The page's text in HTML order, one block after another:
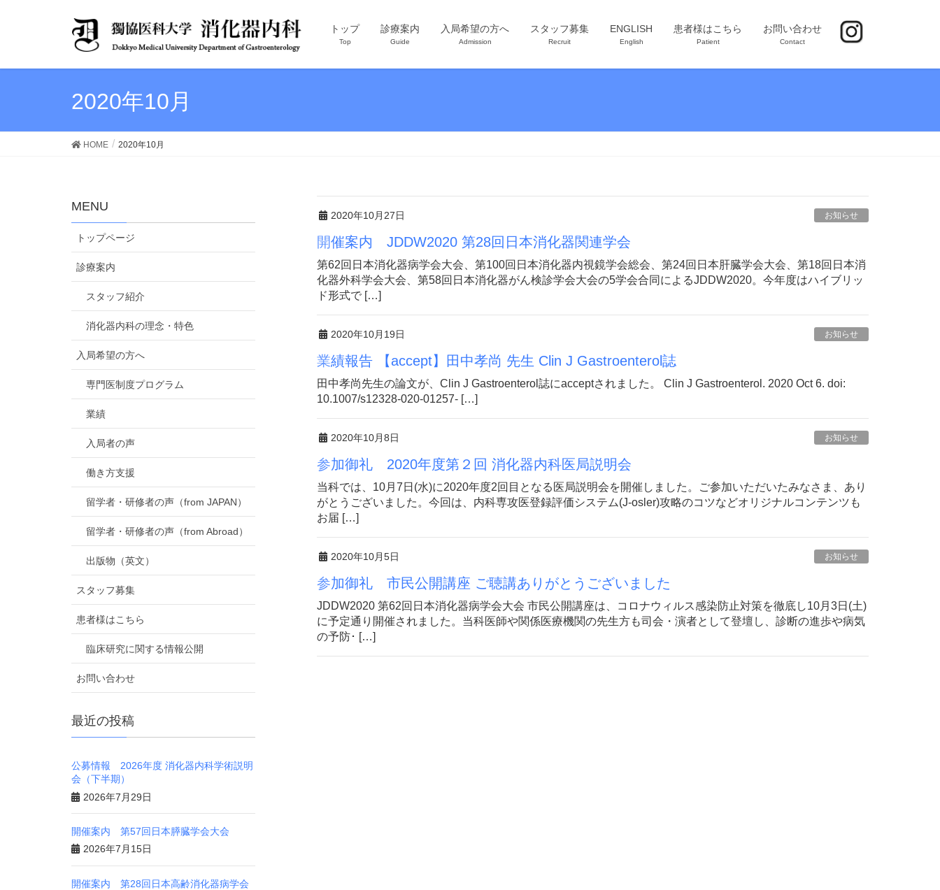
トップ
Top
診療案内
Guide
入局希望の方へ
Admission
スタッフ募集
Recruit
ENGLISH
English
患者様はこちら
Patient
お問い合わせ
Contact
2020年10月
HOME 2020年10月
2020年10月27日 お知らせ
開催案内 JDDW2020 第28回日本消化器関連学会
第62回日本消化器病学会大会、第100回日本消化器内視鏡学会総会、第24回日本肝臓学会大会、第18回日本消
化器外科学会大会、第58回日本消化器がん検診学会大会の5学会合同によるJDDW2020。今年度はハイブリッ
ド形式で […]
2020年10月19日 お知らせ
業績報告 【accept】田中孝尚 先生 Clin J Gastroenterol誌
田中孝尚先生の論文が、Clin J Gastroenterol誌にacceptされました。 Clin J Gastroenterol. 2020 Oct 6. doi:
10.1007/s12328-020-01257- […]
2020年10月8日 お知らせ
参加御礼 2020年度第２回 消化器内科医局説明会
当科では、10月7日(水)に2020年度2回目となる医局説明会を開催しました。ご参加いただいたみなさま、あり
がとうございました。今回は、内科専攻医登録評価システム(J-osler)攻略のコツなどオリジナルコンテンツも
お届 […]
2020年10月5日 お知らせ
参加御礼 市民公開講座 ご聴講ありがとうございました
JDDW2020 第62回日本消化器病学会大会 市民公開講座は、コロナウィルス感染防止対策を徹底し10月3日(土)
に予定通り開催されました。当科医師や関係医療機関の先生方も司会・演者として登壇し、診断の進歩や病気
の予防･ […]
MENU
トップページ
診療案内
スタッフ紹介
消化器内科の理念・特色
入局希望の方へ
専門医制度プログラム
業績
入局者の声
働き方支援
留学者・研修者の声（from JAPAN）
留学者・研修者の声（from Abroad）
出版物（英文）
スタッフ募集
患者様はこちら
臨床研究に関する情報公開
お問い合わせ
最近の投稿
公募情報 2026年度 消化器内科学術説明
会（下半期）
2026年7月29日
開催案内 第57回日本膵臓学会大会
2026年7月15日
開催案内 第28回日本高齢消化器病学会